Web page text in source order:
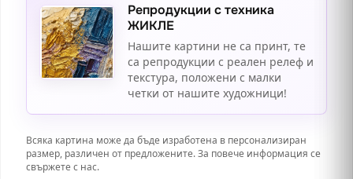
Репродукции с техника
ЖИКЛЕ
Нашите картини не са принт, те
са репродукции с реален релеф и
текстура, положени с малки
четки от нашите художници!
Всяка картина може да бъде изработена в персонализиран
размер, различен от предложените. За повече информация се
свържете с нас.